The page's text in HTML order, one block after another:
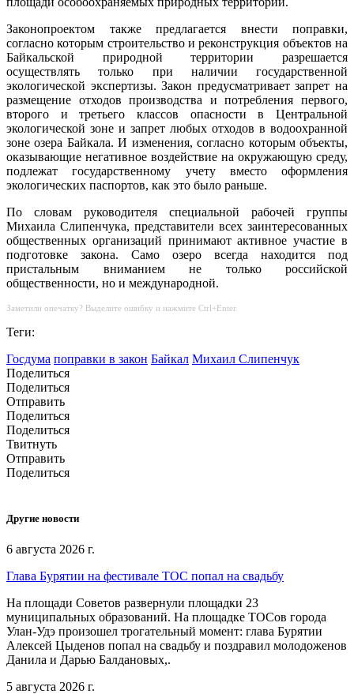
Законопроектом также предлагается внести поправки,
согласно которым строительство и реконструкция объектов на
Байкальской природной территории разрешается
осуществлять только при наличии государственной
экологической экспертизы. Закон предусматривает запрет на
размещение отходов производства и потребления первого,
второго и третьего классов опасности в Центральной
экологической зоне и запрет любых отходов в водоохранной
зоне озера Байкала. И изменения, согласно которым объекты,
оказывающие негативное воздействие на окружающую среду,
подлежат государственному учету вместо оформления
экологических паспортов, как это было раньше.
По словам руководителя специальной рабочей группы
Михаила Слипенчука, представители всех заинтересованных
общественных организаций принимают активное участие в
подготовке закона. Само озеро всегда находится под
пристальным вниманием не только российской
общественности, но и международной.
Заметили опечатку? Выделите ошибку и нажмите Ctrl+Enter.
Теги:
Госдума поправки в закон Байкал Михаил Слипенчук
Поделиться
Поделиться
Отправить
Поделиться
Поделиться
Твитнуть
Отправить
Поделиться
Другие новости
6 августа 2026 г.
Глава Бурятии на фестивале ТОС попал на свадьбу
На площади Советов развернули площадки 23
муниципальных образований. На площадке ТОСов города
Улан-Удэ произошел трогательный момент: глава Бурятии
Алексей Цыденов попал на свадьбу и поздравил молодоженов
Данила и Дарью Балдановых,.
5 августа 2026 г.